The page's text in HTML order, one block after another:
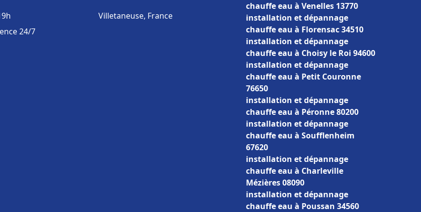
24/7
Villetaneuse, France
chauffe eau à Venelles 13770
installation et dépannage
chauffe eau à Florensac 34510
installation et dépannage
chauffe eau à Choisy le Roi 94600
installation et dépannage
chauffe eau à Petit Couronne
76650
installation et dépannage
chauffe eau à Péronne 80200
installation et dépannage
chauffe eau à Soufflenheim
67620
installation et dépannage
chauffe eau à Charleville
Mézières 08090
installation et dépannage
chauffe eau à Poussan 34560